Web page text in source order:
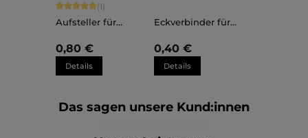
Durchschnittliche Bewertung von 5 von 5 Sternen
(1)
Aufsteller für
Sara
0,80 €
Details
Eckverbinder für
Sara
0,40 €
Details
Das sagen unsere Kund:innen